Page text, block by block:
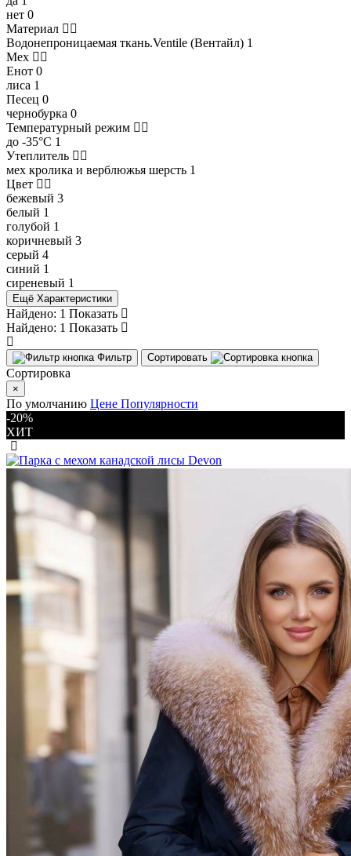
нет 0
Материал
Водонепроницаемая ткань.Ventile (Вентайл) 1
Мех
Енот 0
лиса 1
Песец 0
чернобурка 0
Температурный режим
до -35°С 1
Утеплитель
мех кролика и верблюжья шерсть 1
Цвет
бежевый 3
белый 1
голубой 1
коричневый 3
серый 4
синий 1
сиреневый 1
Ещё Характеристики
Найдено: 1 Показать
Найдено: 1 Показать
Фильтр Сортировать
Сортировка
×
По умолчанию Цене Популярности
-20%
ХИТ